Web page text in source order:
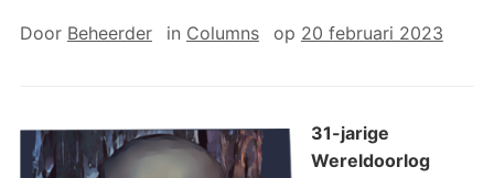
Door Beheerder in Columns op 20 februari 2023
31-jarige
Wereldoorlog